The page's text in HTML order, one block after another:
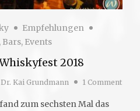
Empfehlungen
Bars, Events
2018
Dr. Kai Grundmann 1 Comment
zum sechsten Mal das